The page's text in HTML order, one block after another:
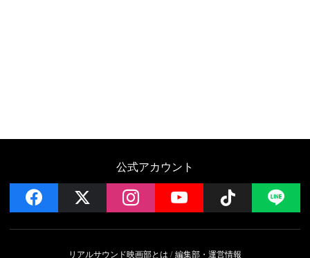
公式アカウント
facebook instagramYouTube Follow
リアルサウンド映画部とは 編集部・運営情報